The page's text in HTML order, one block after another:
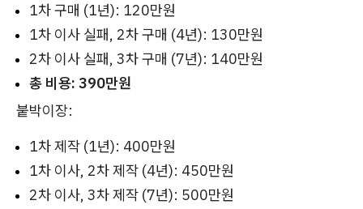
1차 구매 (1년): 120만원
1차 이사 실패, 2차 구매 (4년): 130만원
2차 이사 실패, 3차 구매 (7년): 140만원
총 비용: 390만원
붙박이장:
1차 제작 (1년): 400만원
1차 이사, 2차 제작 (4년): 450만원
2차 이사, 3차 제작 (7년): 500만원